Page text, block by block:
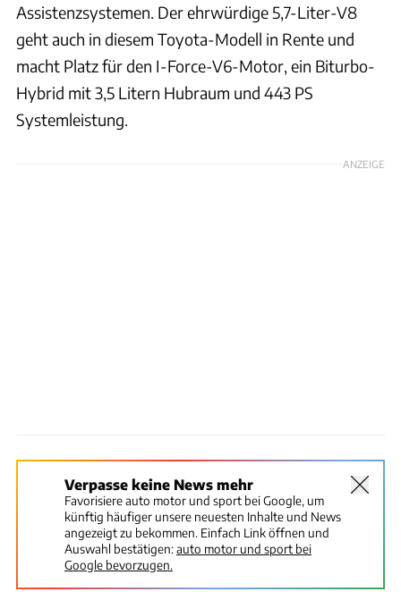
Assistenzsystemen. Der ehrwürdige 5,7-Liter-V8
geht auch in diesem Toyota-Modell in Rente und
macht Platz für den I-Force-V6-Motor, ein Biturbo-
Hybrid mit 3,5 Litern Hubraum und 443 PS
Systemleistung.
ANZEIGE
Verpasse keine News mehr
Favorisiere auto motor und sport bei Google, um
künftig häufiger unsere neuesten Inhalte und News
angezeigt zu bekommen. Einfach Link öffnen und
Auswahl bestätigen:auto motor und sport bei
Google bevorzugen.